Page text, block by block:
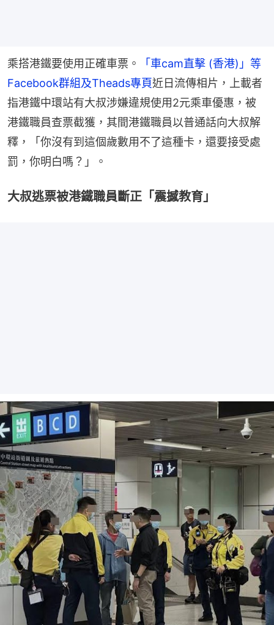
乘搭港鐵要使用正確車票。
「車cam直擊 (香港)」等
Facebook群組及Theads專頁近日流傳相片，上載者
指港鐵中環站有大叔涉嫌違規使用2元乘車優惠，被
港鐵職員查票截獲，其間港鐵職員以普通話向大叔解
釋，「你沒有到這個歲數用不了這種卡，還要接受處
罰，你明白嗎？」。
大叔逃票被港鐵職員斷正「震撼教育」